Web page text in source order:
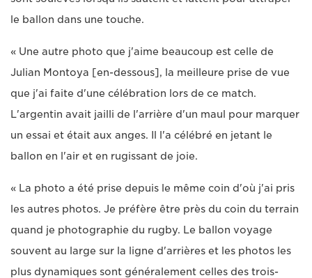
le ballon dans une touche.
« Une autre photo que j'aime beaucoup est celle de
Julian Montoya [en-dessous], la meilleure prise de vue
que j'ai faite d'une célébration lors de ce match.
L'argentin avait jailli de l'arrière d'un maul pour marquer
un essai et était aux anges. Il l'a célébré en jetant le
ballon en l'air et en rugissant de joie.
« La photo a été prise depuis le même coin d'où j'ai pris
les autres photos. Je préfère être près du coin du terrain
quand je photographie du rugby. Le ballon voyage
souvent au large sur la ligne d'arrières et les photos les
plus dynamiques sont généralement celles des trois-